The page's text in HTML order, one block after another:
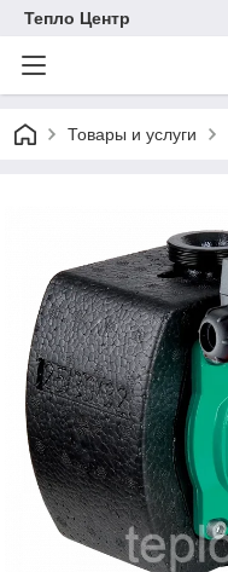
Тепло Центр
Товары и услуги